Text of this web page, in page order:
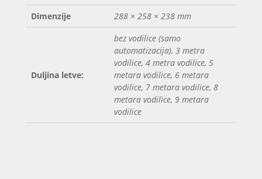
Dimenzije
288 × 258 × 238 mm
Duljina letve:
bez vodilice (samo
automatizacija), 3 metra
vodilice, 4 metra vodilice, 5
metara vodilice, 6 metara
vodilice, 7 metara vodilice, 8
metara vodilice, 9 metara
vodilice